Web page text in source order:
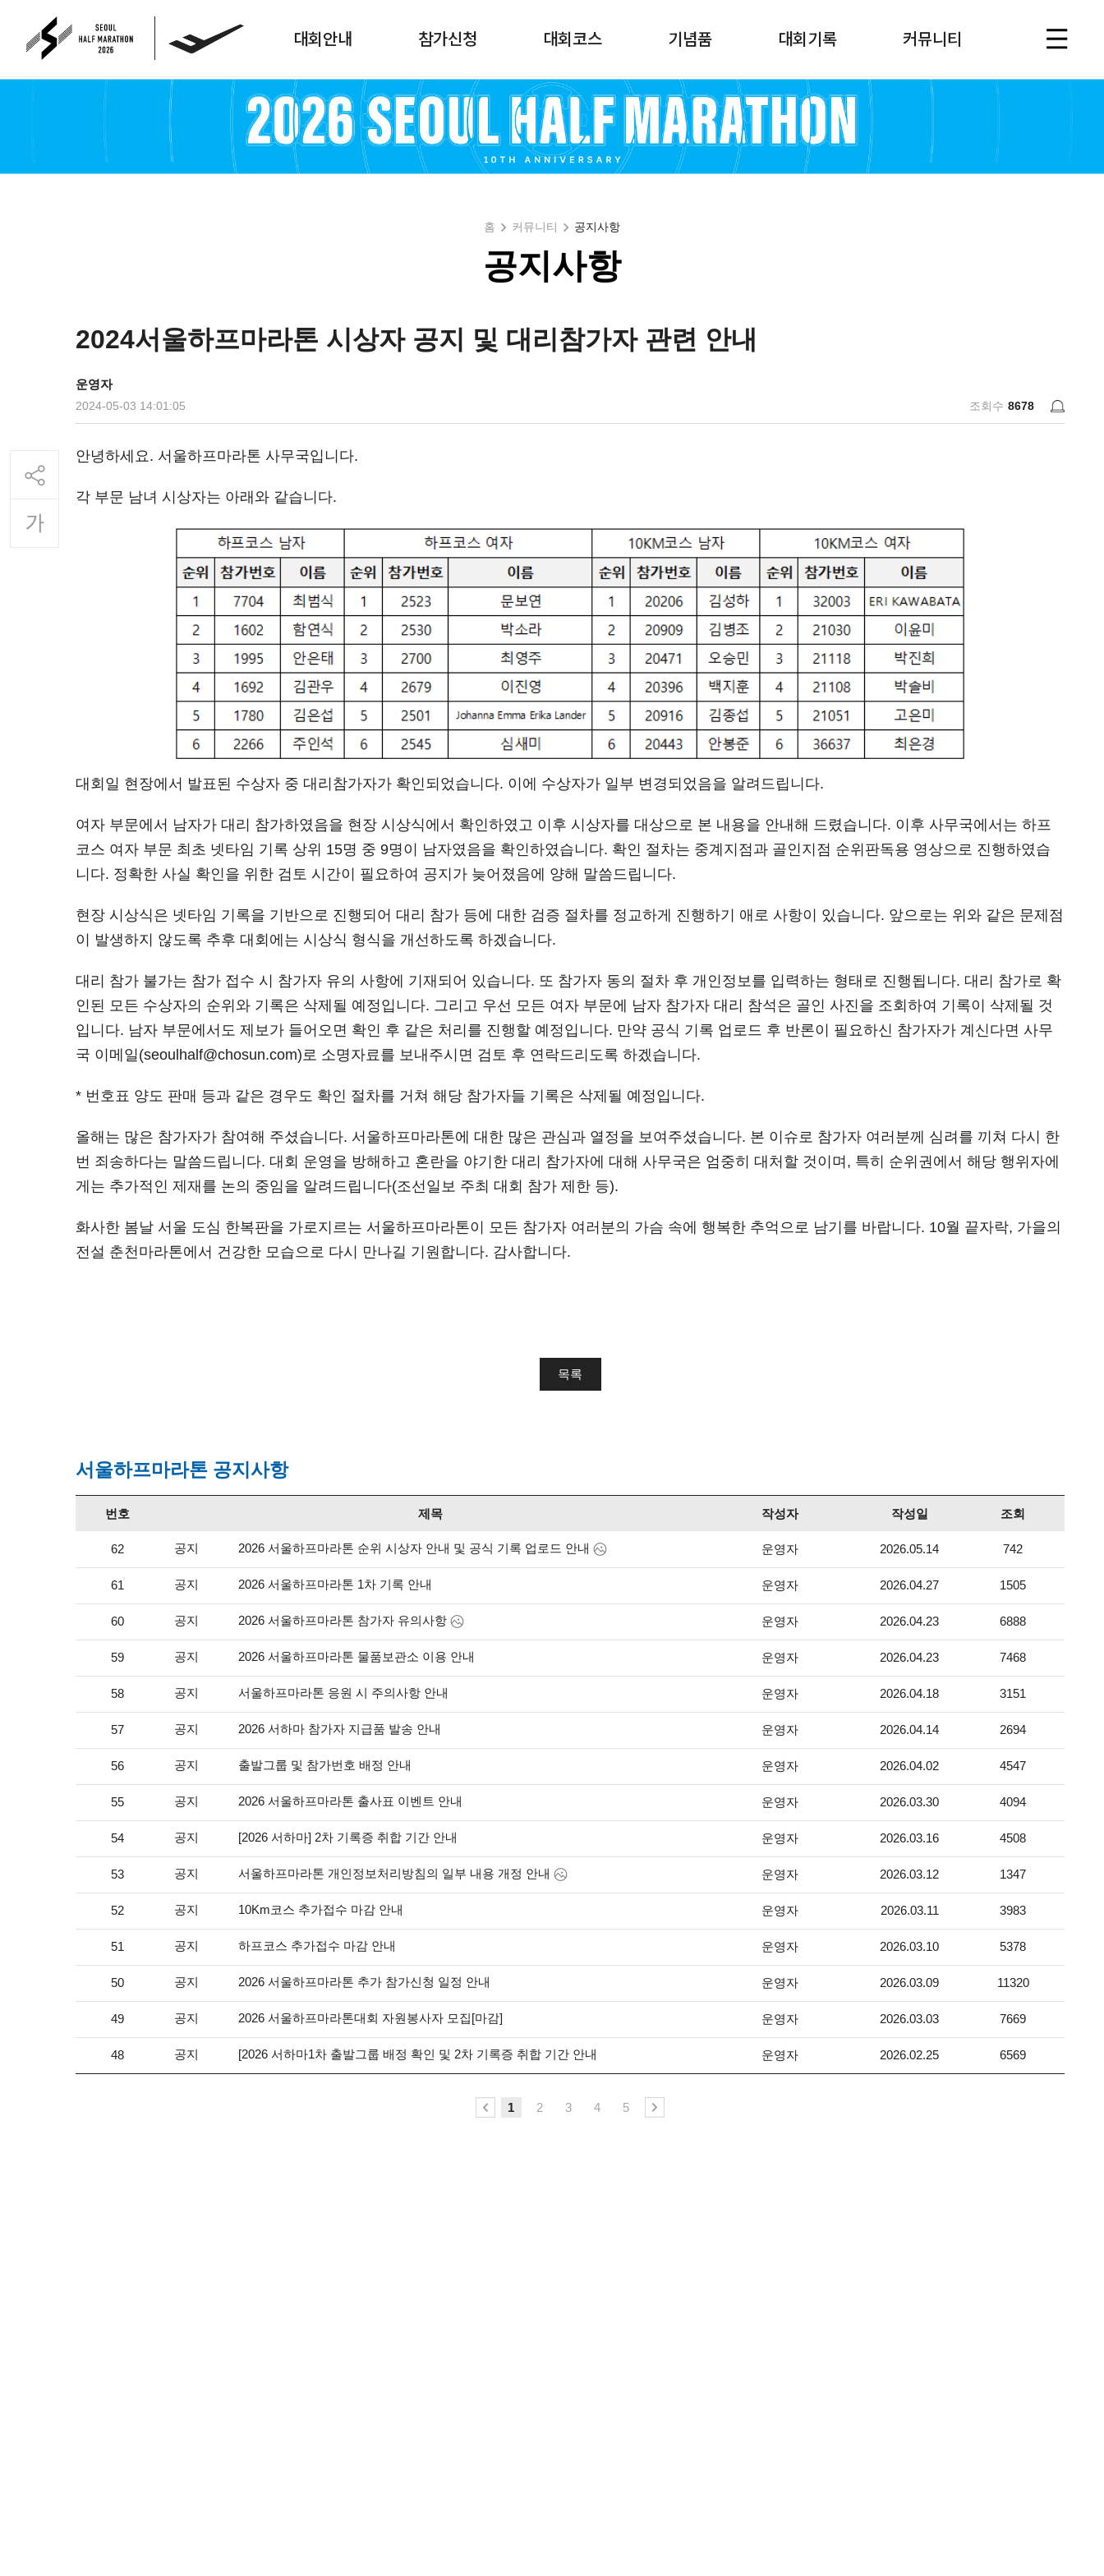
대회안내 참가신청 대회코스 기념품 대회기록 커뮤니티
홈 커뮤니티 공지사항
공지사항
2024서울하프마라톤 시상자 공지 및 대리참가자 관련 안내
운영자
2024-05-03 14:01:05 조회수 8678
안녕하세요. 서울하프마라톤 사무국입니다.
각 부문 남녀 시상자는 아래와 같습니다.
대회일 현장에서 발표된 수상자 중 대리참가자가 확인되었습니다. 이에 수상자가 일부 변경되었음을 알려드립니다.
여자 부문에서 남자가 대리 참가하였음을 현장 시상식에서 확인하였고 이후 시상자를 대상으로 본 내용을 안내해 드렸습니다. 이후 사무국에서는 하프
코스 여자 부문 최초 넷타임 기록 상위 15명 중 9명이 남자였음을 확인하였습니다. 확인 절차는 중계지점과 골인지점 순위판독용 영상으로 진행하였습
니다. 정확한 사실 확인을 위한 검토 시간이 필요하여 공지가 늦어졌음에 양해 말씀드립니다.
현장 시상식은 넷타임 기록을 기반으로 진행되어 대리 참가 등에 대한 검증 절차를 정교하게 진행하기 애로 사항이 있습니다. 앞으로는 위와 같은 문제점
이 발생하지 않도록 추후 대회에는 시상식 형식을 개선하도록 하겠습니다.
대리 참가 불가는 참가 접수 시 참가자 유의 사항에 기재되어 있습니다. 또 참가자 동의 절차 후 개인정보를 입력하는 형태로 진행됩니다. 대리 참가로 확
인된 모든 수상자의 순위와 기록은 삭제될 예정입니다. 그리고 우선 모든 여자 부문에 남자 참가자 대리 참석은 골인 사진을 조회하여 기록이 삭제될 것
입니다. 남자 부문에서도 제보가 들어오면 확인 후 같은 처리를 진행할 예정입니다. 만약 공식 기록 업로드 후 반론이 필요하신 참가자가 계신다면 사무
국 이메일(seoulhalf@chosun.com)로 소명자료를 보내주시면 검토 후 연락드리도록 하겠습니다.
* 번호표 양도 판매 등과 같은 경우도 확인 절차를 거쳐 해당 참가자들 기록은 삭제될 예정입니다.
올해는 많은 참가자가 참여해 주셨습니다. 서울하프마라톤에 대한 많은 관심과 열정을 보여주셨습니다. 본 이슈로 참가자 여러분께 심려를 끼쳐 다시 한
번 죄송하다는 말씀드립니다. 대회 운영을 방해하고 혼란을 야기한 대리 참가자에 대해 사무국은 엄중히 대처할 것이며, 특히 순위권에서 해당 행위자에
게는 추가적인 제재를 논의 중임을 알려드립니다(조선일보 주최 대회 참가 제한 등).
화사한 봄날 서울 도심 한복판을 가로지르는 서울하프마라톤이 모든 참가자 여러분의 가슴 속에 행복한 추억으로 남기를 바랍니다. 10월 끝자락, 가을의
전설 춘천마라톤에서 건강한 모습으로 다시 만나길 기원합니다. 감사합니다.
목록
서울하프마라톤 공지사항
번호 제목 작성자 작성일 조회
62 공지 2026 서울하프마라톤 순위 시상자 안내 및 공식 기록 업로드 안내 운영자 2026.05.14 742
61 공지 2026 서울하프마라톤 1차 기록 안내 운영자 2026.04.27 1505
60 공지 2026 서울하프마라톤 참가자 유의사항 운영자 2026.04.23 6888
59 공지 2026 서울하프마라톤 물품보관소 이용 안내 운영자 2026.04.23 7468
58 공지 서울하프마라톤 응원 시 주의사항 안내 운영자 2026.04.18 3151
57 공지 2026 서하마 참가자 지급품 발송 안내 운영자 2026.04.14 2694
56 공지 출발그룹 및 참가번호 배정 안내 운영자 2026.04.02 4547
55 공지 2026 서울하프마라톤 출사표 이벤트 안내 운영자 2026.03.30 4094
54 공지 [2026 서하마] 2차 기록증 취합 기간 안내 운영자 2026.03.16 4508
53 공지 서울하프마라톤 개인정보처리방침의 일부 내용 개정 안내 운영자 2026.03.12 1347
52 공지 10Km코스 추가접수 마감 안내 운영자 2026.03.11 3983
51 공지 하프코스 추가접수 마감 안내 운영자 2026.03.10 5378
50 공지 2026 서울하프마라톤 추가 참가신청 일정 안내 운영자 2026.03.09 11320
49 공지 2026 서울하프마라톤대회 자원봉사자 모집[마감] 운영자 2026.03.03 7669
48 공지 [2026 서하마1차 출발그룹 배정 확인 및 2차 기록증 취합 기간 안내 운영자 2026.02.25 6569
1 2 3 4 5